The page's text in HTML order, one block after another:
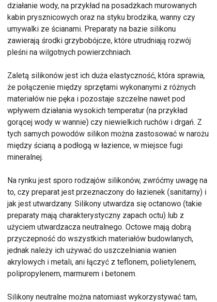
działanie wody, na przykład na posadzkach murowanych
kabin prysznicowych oraz na styku brodzika, wanny czy
umywalki ze ścianami. Preparaty na bazie silikonu
zawierają środki grzybobójcze, które utrudniają rozwój
pleśni na wilgotnych powierzchniach.
Zaletą silikonów jest ich duża elastyczność, która sprawia,
że połączenie między sprzętami wykonanymi z różnych
materiałów nie pęka i pozostaje szczelne nawet pod
wpływem działania wysokich temperatur (na przykład
gorącej wody w wannie) czy niewielkich ruchów i drgań. Z
tych samych powodów silikon można zastosować w narożu
między ścianą a podłogą w łazience, w miejsce fugi
mineralnej.
Na rynku jest sporo rodzajów silikonów, zwróćmy uwagę na
to, czy preparat jest przeznaczony do łazienek (sanitarny) i
jak jest utwardzany. Silikony utwardza się octanowo (takie
preparaty mają charakterystyczny zapach octu) lub z
użyciem utwardzacza neutralnego. Octowe mają dobrą
przyczepność do wszystkich materiałów budowlanych,
jednak należy ich używać do uszczelniania wanien
akrylowych i metali, ani łączyć z teflonem, polietylenem,
polipropylenem, marmurem i betonem.
Silikony neutralne można natomiast wykorzystywać tam,